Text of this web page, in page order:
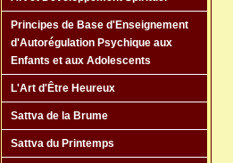
Principes de Base d'Enseignement
d'Autorégulation Psychique aux
Enfants et aux Adolescents
L'Art d'Être Heureux
Sattva de la Brume
Sattva du Printemps